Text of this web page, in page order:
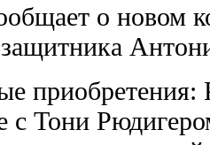
о новом
с Тони